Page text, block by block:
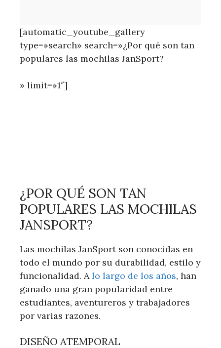
[automatic_youtube_gallery
type=»search» search=»¿Por qué son tan
populares las mochilas JanSport?
» limit=»1″]
¿POR QUÉ SON TAN
POPULARES LAS MOCHILAS
JANSPORT?
Las mochilas JanSport son conocidas en
todo el mundo por su durabilidad, estilo y
funcionalidad. Alo largo de los años, han
ganado una gran popularidad entre
estudiantes, aventureros y trabajadores
por varias razones.
DISEÑO ATEMPORAL